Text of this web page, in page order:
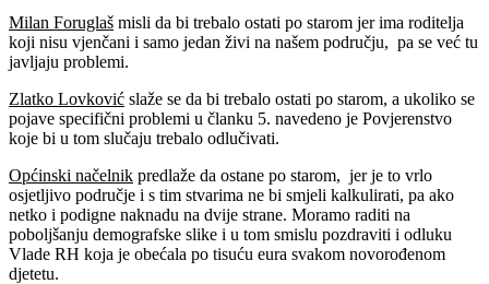
Milan Foruglaš misli da bi trebalo ostati po starom jer ima roditelja
koji nisu vjenčani i samo jedan živi na našem području, pa se već tu
javljaju problemi.
Zlatko Lovković slaže se da bi trebalo ostati po starom, a ukoliko se
pojave specifični problemi u članku 5. navedeno je Povjerenstvo
koje bi u tom slučaju trebalo odlučivati.
Općinski načelnik predlaže da ostane po starom, jer je to vrlo
osjetljivo područje i s tim stvarima ne bi smjeli kalkulirati, pa ako
netko i podigne naknadu na dvije strane. Moramo raditi na
poboljšanju demografske slike i u tom smislu pozdraviti i odluku
Vlade RH koja je obećala po tisuću eura svakom novorođenom
djetetu.